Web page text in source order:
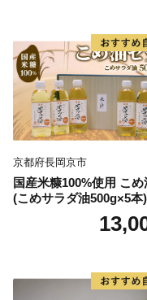
京都府長岡京市
国産米糠100%使用 こめ
(こめサラダ油500g×5本